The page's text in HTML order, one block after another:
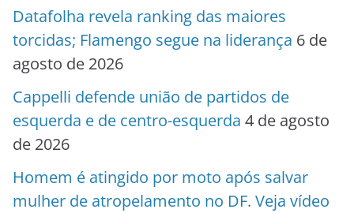
Datafolha revela ranking das maiores
torcidas; Flamengo segue na liderança 6 de
agosto de 2026
Cappelli defende união de partidos de
esquerda e de centro-esquerda 4 de agosto
de 2026
Homem é atingido por moto após salvar
mulher de atropelamento no DF. Veja vídeo